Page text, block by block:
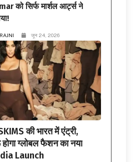
को सिर्फ मार्शल आर्ट्स ने
RAJNI जून 24, 2026
की भारत में एंट्री,
ग्लोबल फैशन का नया
Launch